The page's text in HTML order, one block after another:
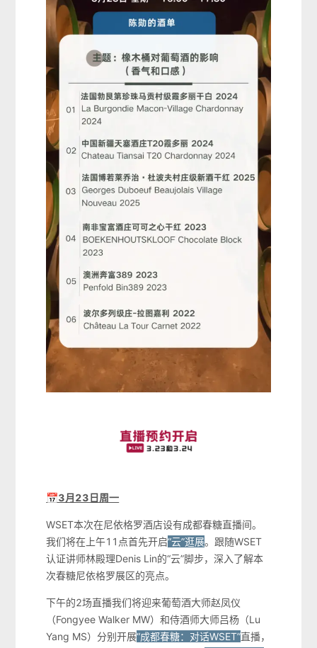
📅3月23日周一
WSET本次在尼依格罗酒店设有成都春糖直播间。
我们将在上午11点首先开启“云”逛展。跟随WSET
认证讲师林殿理Denis Lin的“云”脚步，深入了解本
次春糖尼依格罗展区的亮点。
下午的2场直播我们将迎来葡萄酒大师赵凤仪
（Fongyee Walker MW）和侍酒师大师吕杨（Lu
Yang MS）分别开展“成都春糖：对话WSET”直播，